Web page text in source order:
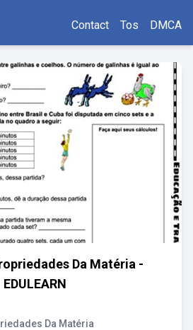
Contact Tos DMCA
Da Matéria -
EDULEARN
Da Matéria